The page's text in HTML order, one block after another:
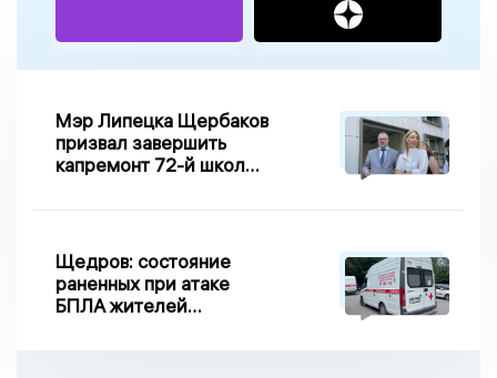
Мэр Липецка Щербаков
призвал завершить
капремонт 72-й школы
Щедров: состояние
раненных при атаке
БПЛА жителей